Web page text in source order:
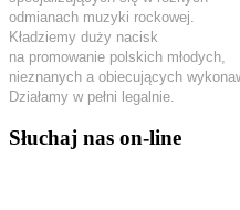
odmianach muzyki rockowej.
Kładziemy duży nacisk
na promowanie polskich młodych,
nieznanych a obiecujących
Działamy w pełni legalnie.
Słuchaj nas on-line